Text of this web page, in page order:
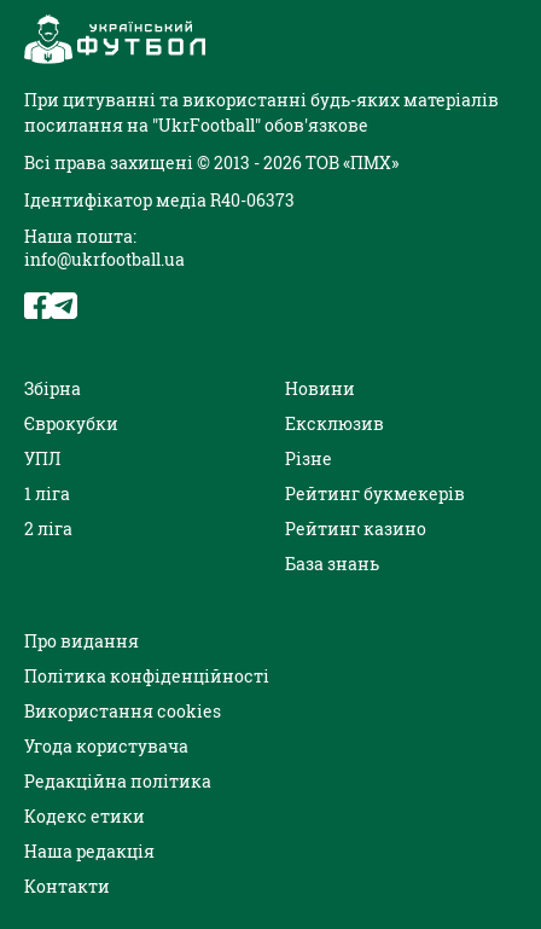
При цитуванні та використанні будь-яких матеріалів
посилання на "UkrFootball" обов'язкове
Всі права захищені © 2013 - 2026 ТОВ «ПМХ»
Ідентифікатор медіа R40-06373
Наша пошта:
info@ukrfootball.ua
Збірна
Єврокубки
УПЛ
1 ліга
2 ліга
Новини
Ексклюзив
Різне
Рейтинг букмекерів
Рейтинг казино
База знань
Про видання
Політика конфіденційності
Використання cookies
Угода користувача
Редакційна політика
Кодекс етики
Наша редакція
Контакти